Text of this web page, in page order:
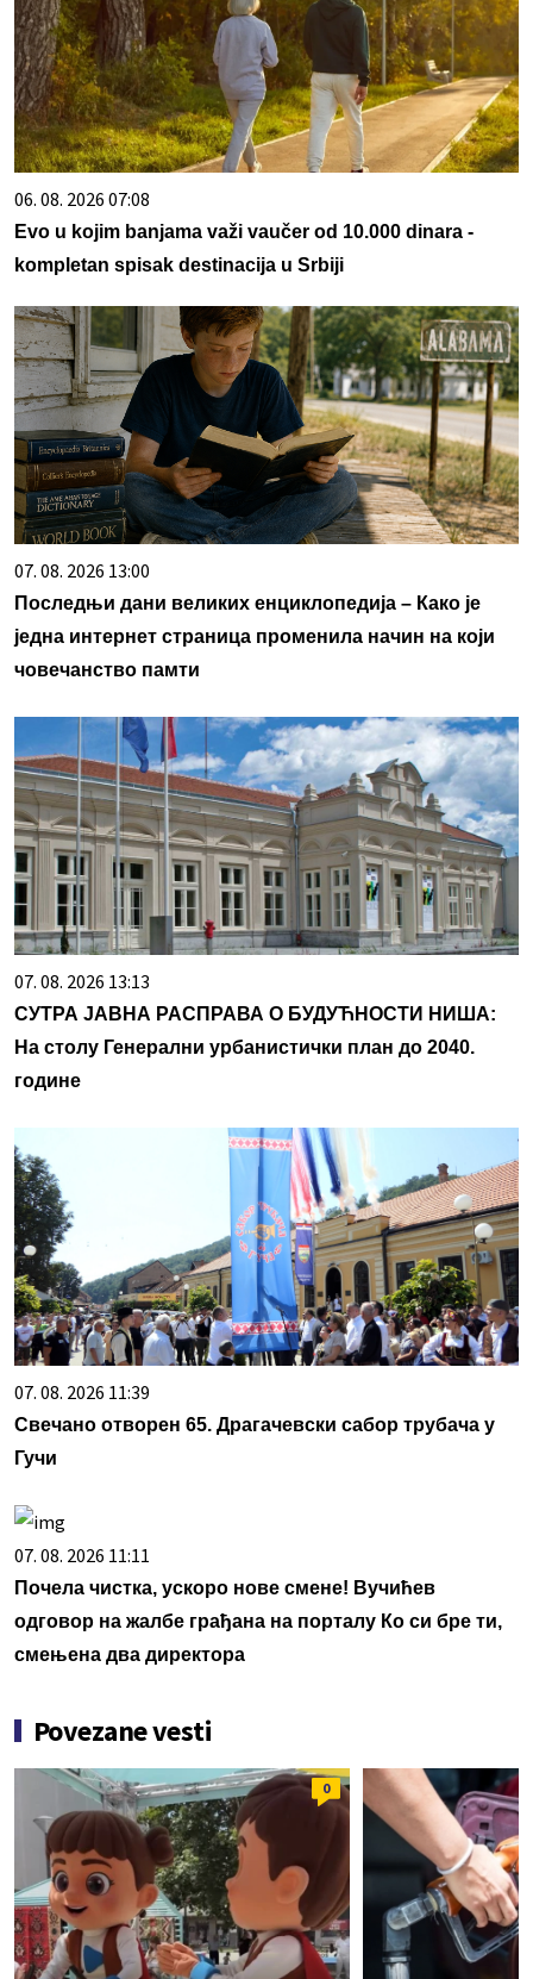
06. 08. 2026 07:08
Evo u kojim banjama važi vaučer od 10.000 dinara -
kompletan spisak destinacija u Srbiji
07. 08. 2026 13:00
Последњи дани великих енциклопедија – Како је
једна интернет страница променила начин на који
човечанство памти
07. 08. 2026 13:13
СУТРА ЈАВНА РАСПРАВА О БУДУЋНОСТИ НИША:
На столу Генерални урбанистички план до 2040.
године
07. 08. 2026 11:39
Свечано отворен 65. Драгачевски сабор трубача у
Гучи
07. 08. 2026 11:11
Почела чистка, ускоро нове смене! Вучићев
одговор на жалбе грађана на порталу Ко си бре ти,
смењена два директора
Povezane vesti
0